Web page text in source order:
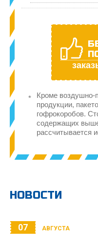
Кроме воздушно-
продукции,
гофрокоробов.
содержащих
рассчитывается
НОВОСТИ
07 АВГУСТА